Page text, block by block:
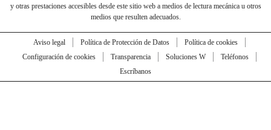
y otras prestaciones accesibles desde este sitio web a medios de lectura mecánica u otros
medios que resulten adecuados.
Aviso legal Política de Protección de Datos
Política de cookies
Configuración de cookies
Transparencia Soluciones W
Teléfonos
Escríbanos